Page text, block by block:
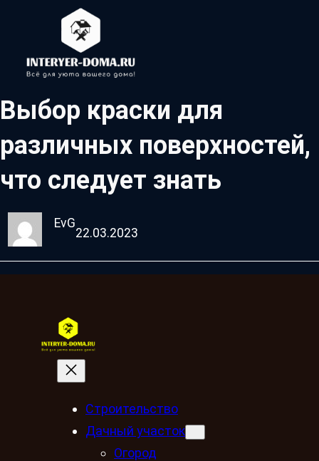
Выбор краски для
различных поверхностей,
что следует знать
EvG
22.03.2023
Строительство
Дачный участок
Огород